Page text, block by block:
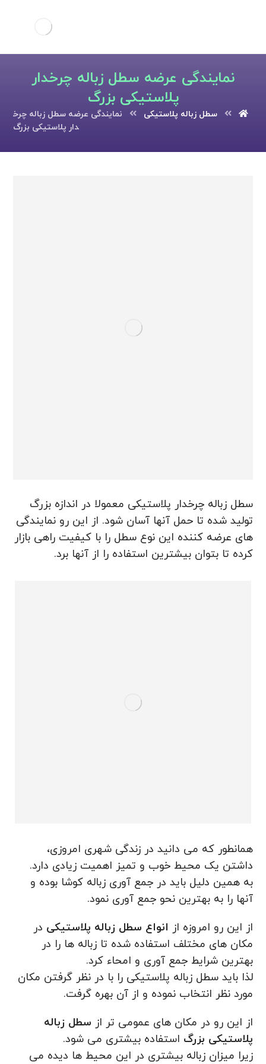
نمایندگی عرضه سطل زباله چرخدار
پلاستیکی بزرگ
سطل زباله پلاستیکی
نمایندگی عرضه سطل زباله چرخ
دار پلاستیکی بزرگ
سطل زباله چرخدار پلاستیکی معمولا در اندازه بزرگ
تولید شده تا حمل آنها آسان شود. از این رو نمایندگی
های عرضه کننده این نوع سطل را با کیفیت راهی بازار
کرده تا بتوان بیشترین استفاده را از آنها برد.
همانطور که می دانید در زندگی شهری امروزی،
داشتن یک محیط خوب و تمیز اهمیت زیادی دارد.
به همین دلیل باید در جمع آوری زباله کوشا بوده و
آنها را به بهترین نحو جمع آوری نمود.
از این رو امروزه از انواع سطل زباله پلاستیکی در
مکان های مختلف استفاده شده تا زباله ها را در
بهترین شرایط جمع آوری و امحاء کرد.
لذا باید سطل زباله پلاستیکی را با در نظر گرفتن مکان
مورد نظر انتخاب نموده و از آن بهره گرفت.
از این رو در مکان های عمومی تر از سطل زباله
پلاستیکی بزرگ استفاده بیشتری می شود.
زیرا میزان زباله بیشتری در این محیط ها دیده می